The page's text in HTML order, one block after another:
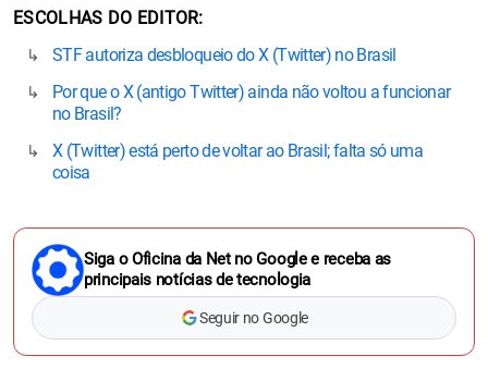
ESCOLHAS DO EDITOR
STF autoriza desbloqueio do X (Twitter) no Brasil
Por que o X (antigo Twitter) ainda não voltou a funcionar
no Brasil?
X (Twitter) está perto de voltar ao Brasil; falta só uma
coisa
Siga o Oficina da Net no Google e receba as
principais notícias de tecnologia
Seguir no Google